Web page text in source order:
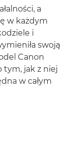
a
w każdym
i
swoją
Canon
tym, jak z niej
w całym